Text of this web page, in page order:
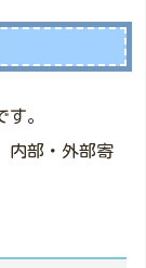
。
内部・外部寄